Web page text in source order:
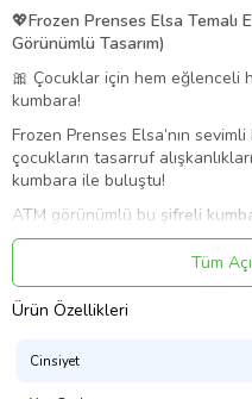
💖Frozen Prenses Elsa Temalı
Görünümlü Tasarım)
🎀 Çocuklar için hem eğlenceli
kumbara!
Frozen Prenses Elsa’nın
çocukların tasarruf
kumbara ile buluştu!
ATM görünümlü bu şifreli
kalmaz; aynı zamanda
korumayı ve tasarruf bilincini
✨
Öne Çıkan Özellikler:
sevimli dış görünüm
Tüm
Ürün Özellikleri
Cinsiyet